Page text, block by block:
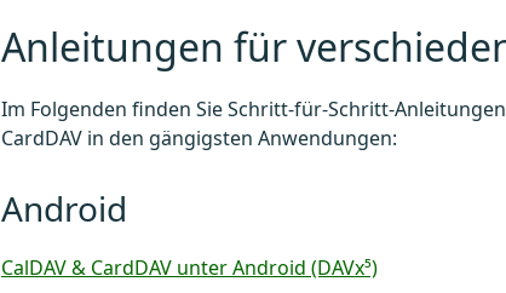
Anleitungen für
Im Folgenden finden Sie Schritt-für-Schritt-
CardDAV in den gängigsten Anwendungen:
Android
CalDAV & CardDAV unter Android (DAVx⁵)